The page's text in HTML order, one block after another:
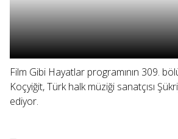
Film Gibi Hayatlar programının 309.
Koçyiğit, Türk halk müziği sanatçısı
ediyor.